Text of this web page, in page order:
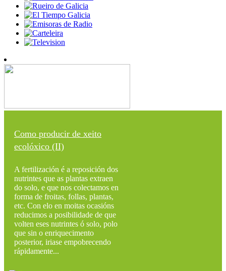
Como producir de xeito
ecolóxico (II)
A fertilización é a reposición dos
nutrintes que as plantas extraen
do solo, e que nos colectamos en
forma de froitas, follas, plantas,
etc. Con elo en moitas ocasións
reducimos a posibilidade de que
volten eses nutrintes ó solo, polo
que sin o enriquecimento
posterior, iriase empobrecendo
rápidamente...